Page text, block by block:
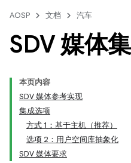
AOSP 文档 汽车
SDV 媒体
本页内容
SDV 媒体参考实现
集成选项
方式 1：基于主机（推荐）
选项 2：用户空间库抽象化
SDV 媒体要求